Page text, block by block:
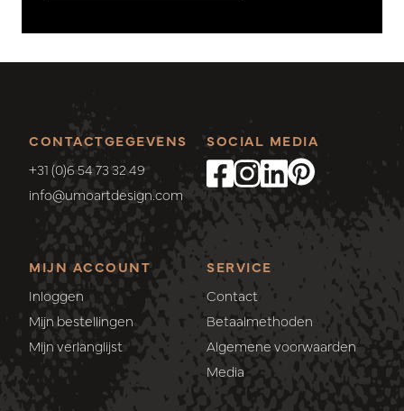
CONTACTGEGEVENS
+31 (0)6 54 73 32 49
info@umoartdesign.com
MIJN ACCOUNT
Inloggen
Mijn bestellingen
Mijn verlanglijst
SERVICE
Contact
Betaalmethoden
Algemene voorwaarden
Media
SOCIAL MEDIA